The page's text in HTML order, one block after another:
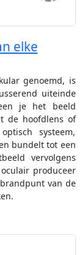
elke
genoemd, is
uiteinde
je het beeld
de hoofdlens of
systeem,
bundelt tot een
vervolgens
produceer
van de